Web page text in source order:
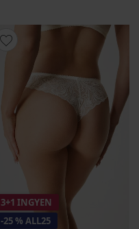
3+1 INGYEN
-25 % ALL25